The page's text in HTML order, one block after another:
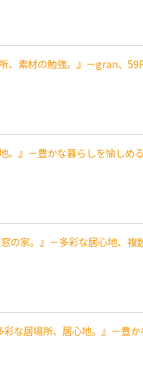
、素材の勉強。』－gran、
。』－豊かな暮らしを愉しめ
の家。』－多彩な居心地、複
な居場所、居心地。』－豊